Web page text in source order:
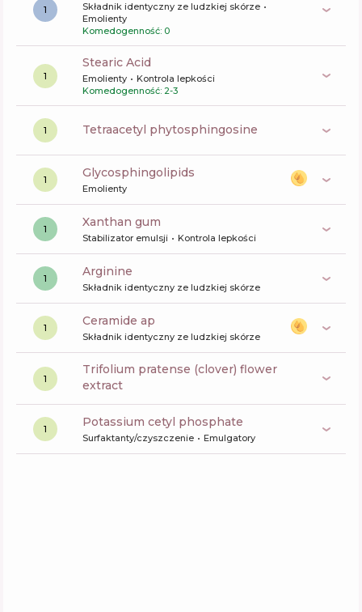
1
Składnik identyczny ze ludzkiej skórze
Emolienty
Komedogenność: 0
1
Stearic Acid
Emolienty
Kontrola lepkości
Komedogenność: 2-3
1 tetraacetyl phytosphingosine
1 glycosphingolipids
Emolienty
1 xanthan gum
Stabilizator emulsji Kontrola lepkości
1 arginine
Składnik identyczny ze ludzkiej skórze
1 ceramide ap
Składnik identyczny ze ludzkiej skórze
1
trifolium pratense (clover) flower
extract
1 potassium cetyl phosphate
Surfaktanty/czyszczenie Emulgatory